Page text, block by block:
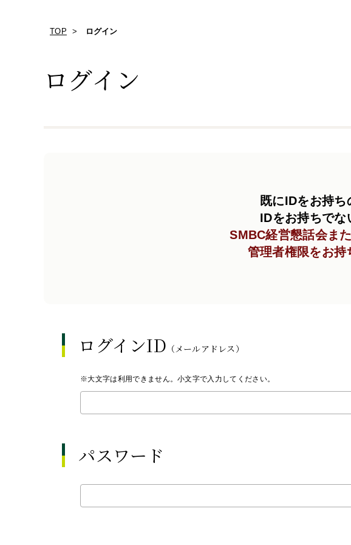
TOP ログイン
ログイン
既にIDをお持ち
IDをお持ちでな
SMBC経営懇話会ま
管理者権限をお持
ログインID （メールアドレス）
※大文字は利用できません。小文字で入力してください。
パスワード